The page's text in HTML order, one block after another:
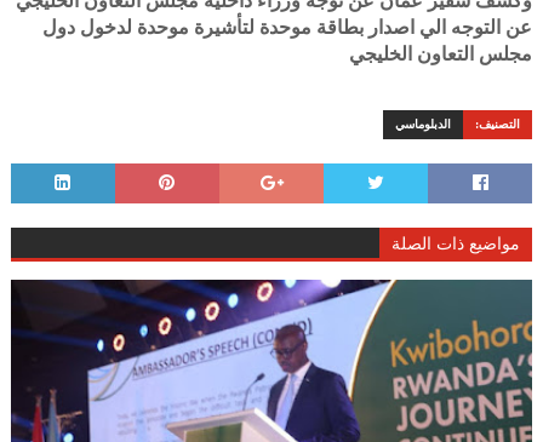
عن التوجه الي اصدار بطاقة موحدة لتأشيرة موحدة لدخول دول
مجلس التعاون الخليجي
التصنيف: الدبلوماسي
مواضيع ذات الصلة